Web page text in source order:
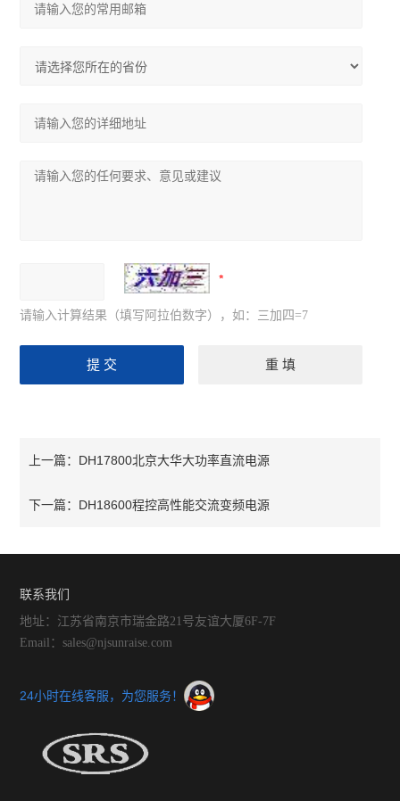
请输入计算结果（填写阿拉伯数字），如：三加四=7
上一篇： DH17800北京大华大功率直流电源
下一篇： DH18600程控高性能交流变频电源
联系我们
地址：江苏省南京市瑞金路21号友谊大厦6F-7F
Email：sales@njsunraise.com
24小时在线客服，为您服务！